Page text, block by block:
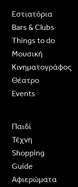
Εστιατόρια
Bars & Clubs
Things to do
Moυσική
Κινηματογράφος
Θέατρο
Events
Παιδί
Τέχνη
Shopping
Guide
Aφιερώματα